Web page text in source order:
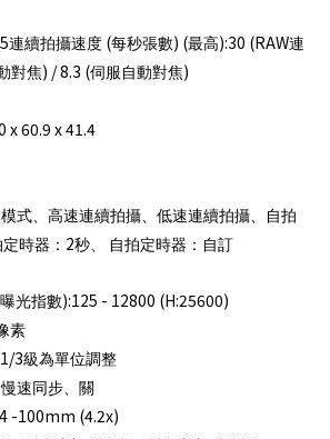
連續拍攝速度 (每秒張數) (最高):30 (RAW連
對焦) / 8.3 (伺服自動對焦)
x 60.9 x 41.4
式、高速連續拍攝、低速連續拍攝、自拍
時器： 2秒、 自拍定時器：自訂
光指數):125 - 12800 (H:25600)
素
1/3級為單位調整
速同步、關
-100mm (4.2x)